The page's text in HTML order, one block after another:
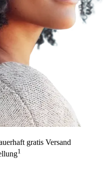
gratis Versand
1